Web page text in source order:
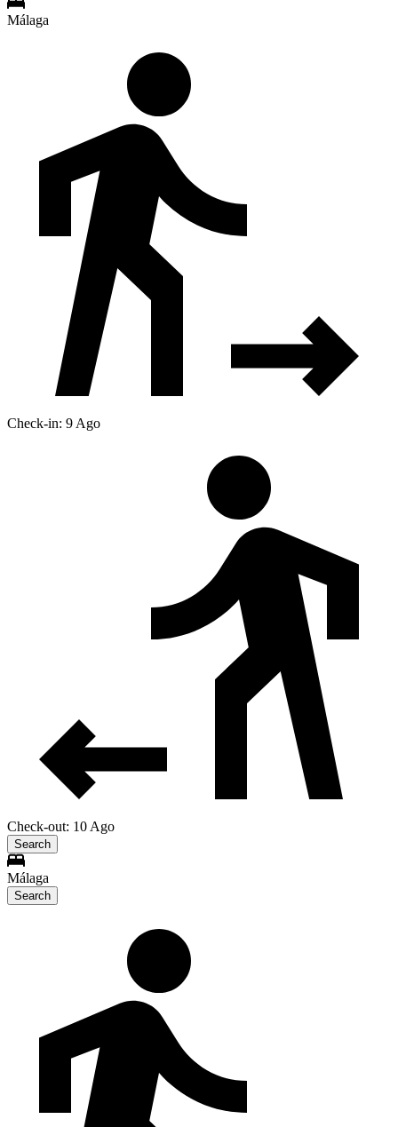
Málaga
Check-in: 9 Ago
Check-out: 10 Ago
Search
Málaga
Search